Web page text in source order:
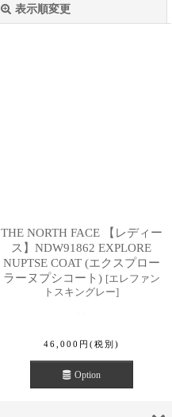
表示順変更
THE NORTH FACE 【レディー
ス】NDW91862 EXPLORE
NUPTSE COAT (エクスプロー
ラーヌプシコート) [エレファン
トスキングレー]
46,000 円 (税別)
Option